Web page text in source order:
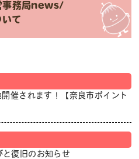
事務局news/
て
催されます！【奈良市ポイント
復旧のお知らせ